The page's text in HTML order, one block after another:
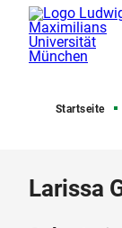
Startseite
Larissa